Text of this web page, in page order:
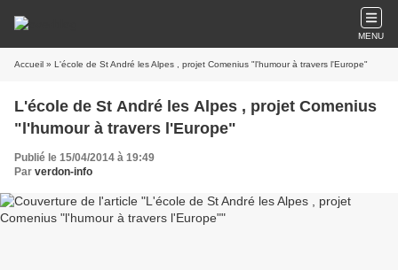
MENU
Accueil » L'école de St André les Alpes , projet Comenius "l'humour à travers l'Europe"
L'école de St André les Alpes , projet Comenius
"l'humour à travers l'Europe"
Publié le 15/04/2014 à 19:49
Par verdon-info